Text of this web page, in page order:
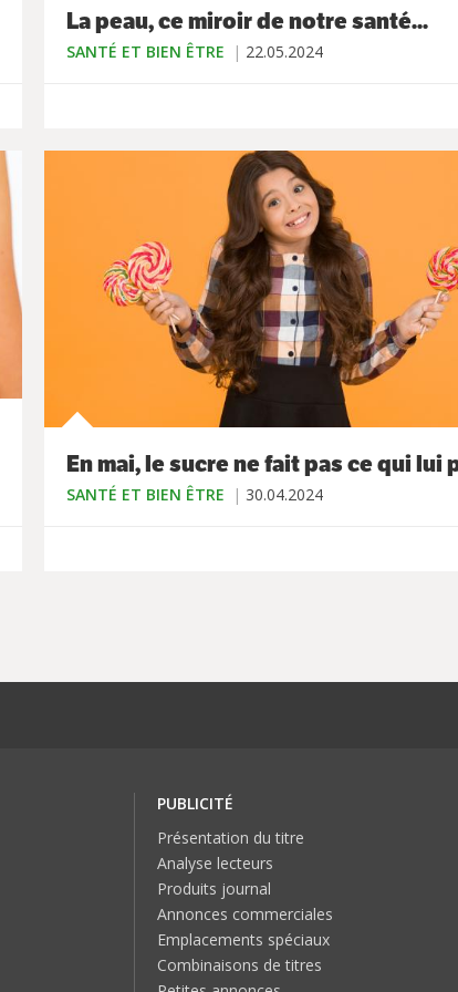
La peau, ce miroir de notre santé...
SANTÉ ET BIEN ÊTRE 22.05.2024
En mai, le sucre ne fait pas ce qui lui
SANTÉ ET BIEN ÊTRE 30.04.2024
PUBLICITÉ
Présentation du titre
Analyse lecteurs
Produits journal
Annonces commerciales
Emplacements spéciaux
Combinaisons de titres